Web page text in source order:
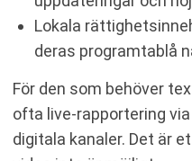
Lokala
deras programtablå
För den som behöver
ofta live-rapportering
digitala kanaler. Det är